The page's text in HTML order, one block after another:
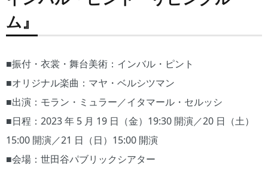
ム』
■振付・衣裳・舞台美術：インバル・ピント
■オリジナル楽曲：マヤ・ベルシツマン
■出演：モラン・ミュラー／イタマール・セルッシ
■日程：2023 年 5 月 19 日（金）19:30 開演／20 日（土）
15:00 開演／21 日（日）15:00 開演
■会場：世田谷パブリックシアター